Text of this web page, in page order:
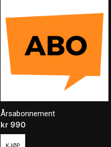
Årsabonnement
kr990